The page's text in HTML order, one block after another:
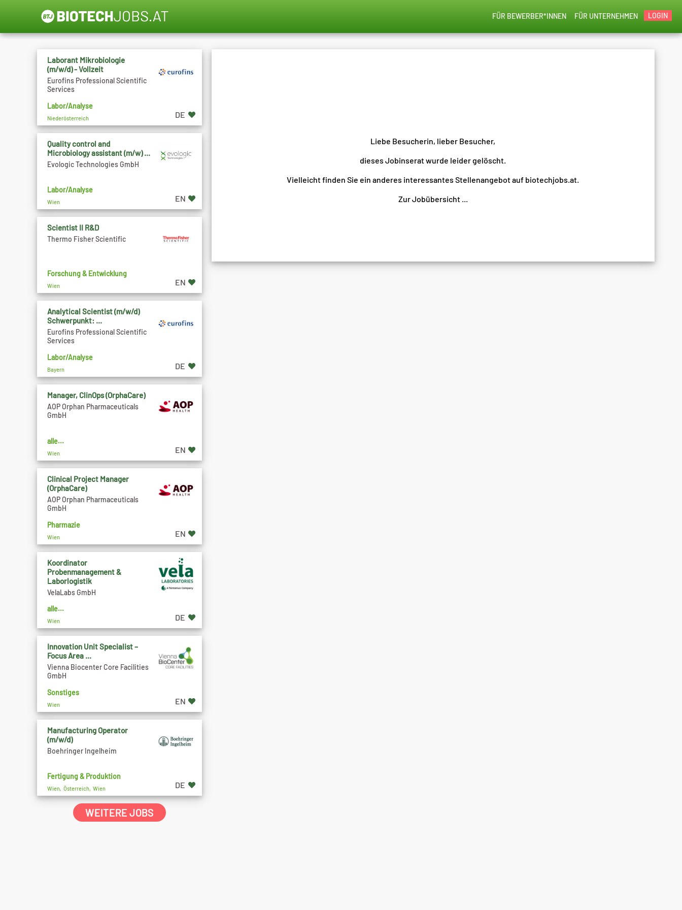
LOGIN
FÜR UNTERNEHMEN
FÜR BEWERBER*INNEN
Liebe Besucherin, lieber Besucher,
dieses Jobinserat wurde leider gelöscht.
Vielleicht finden Sie ein anderes interessantes Stellenangebot auf biotechjobs.at.
Zur Jobübersicht ...
Laborant Mikrobiologie
(m/w/d) - Vollzeit
Eurofins Professional Scientific
Services
Labor/Analyse
Niederösterreich DE
Quality control and
Microbiology assistant (m/w) ...
Evologic Technologies GmbH
Labor/Analyse
Wien EN
Scientist II R&D
Thermo Fisher Scientific
Forschung & Entwicklung
Wien EN
Analytical Scientist (m/w/d)
Schwerpunkt: ...
Eurofins Professional Scientific
Services
Labor/Analyse
Bayern DE
Manager, ClinOps (OrphaCare)
AOP Orphan Pharmaceuticals
GmbH
alle...
Wien EN
Clinical Project Manager
(OrphaCare)
AOP Orphan Pharmaceuticals
GmbH
Pharmazie
Wien EN
Koordinator
Probenmanagement &
Laborlogistik
VelaLabs GmbH
alle...
Wien DE
Innovation Unit Specialist –
Focus Area ...
Vienna Biocenter Core Facilities
GmbH
Sonstiges
Wien EN
Manufacturing Operator
(m/w/d)
Boehringer Ingelheim
Fertigung & Produktion
Wien, Österreich, Wien DE
WEITERE JOBS